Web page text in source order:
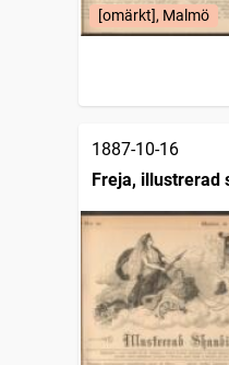
[omärkt], Malmö
1887-10-16
Freja, illustrerad